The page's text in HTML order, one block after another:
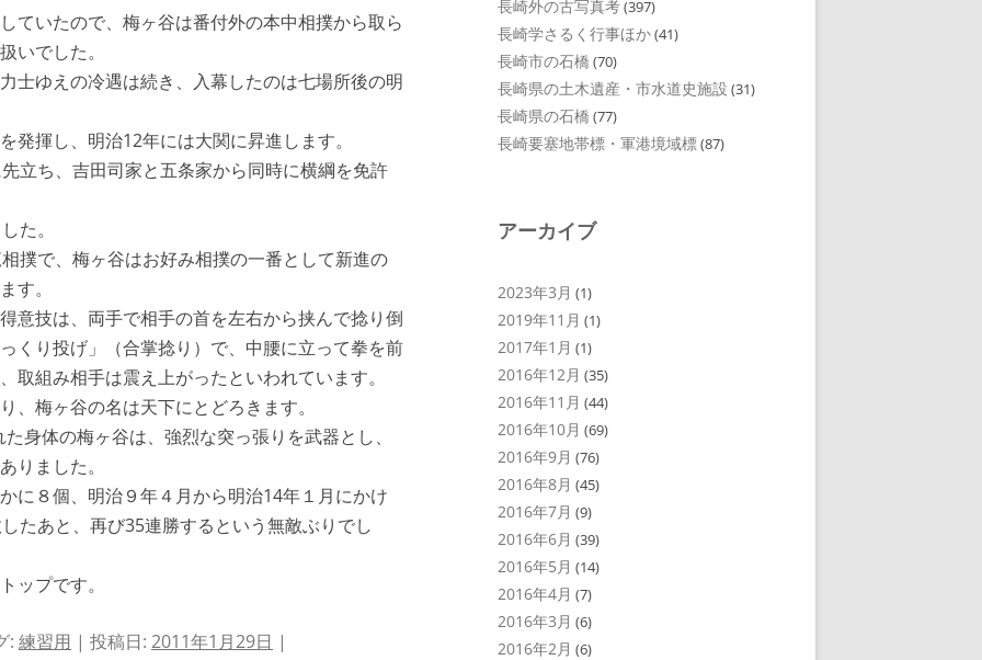
ていたので、梅ヶ谷は番付外の本中相撲から取ら
いでした。
士ゆえの冷遇は続き、入幕したのは七場所後の明
発揮し、明治12年には大関に昇進します。
立ち、吉田司家と五条家から同時に横綱を免許
た。
撲で、梅ヶ谷はお好み相撲の一番として新進の
す。
意技は、両手で相手の首を左右から挟んで捻り倒
くり投げ」（合掌捻り）で、中腰に立って拳を前
取組み相手は震え上がったといわれています。
、梅ヶ谷の名は天下にとどろきます。
身体の梅ヶ谷は、強烈な突っ張りを武器とし、
りました。
に８個、明治９年４月から明治14年１月にかけ
たあと、再び35連勝するという無敵ぶりでし
ップです。
: 練習用 | 投稿日: 2011年1月29日 |
長崎外の古写真考(397)
長崎学さるく行事ほか(41)
長崎市の石橋 (70)
長崎県の土木遺産・市水道史施設 (31)
長崎県の石橋 (77)
長崎要塞地帯標・軍港境域標(87)
アーカイブ
2023年3月 (1)
2019年11月 (1)
2017年1月 (1)
2016年12月 (35)
2016年11月 (44)
2016年10月 (69)
2016年9月 (76)
2016年8月 (45)
2016年7月 (9)
2016年6月 (39)
2016年5月 (14)
2016年4月 (7)
2016年3月 (6)
2016年2月 (6)